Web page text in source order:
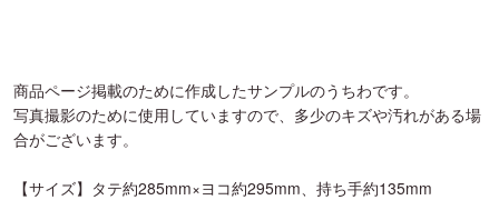
商品ページ掲載のために作成したサンプルのうちわです。
写真撮影のために使用していますので、多少のキズや汚れがある場
合がございます。
【サイズ】タテ約285mm×ヨコ約295mm、持ち手約135mm